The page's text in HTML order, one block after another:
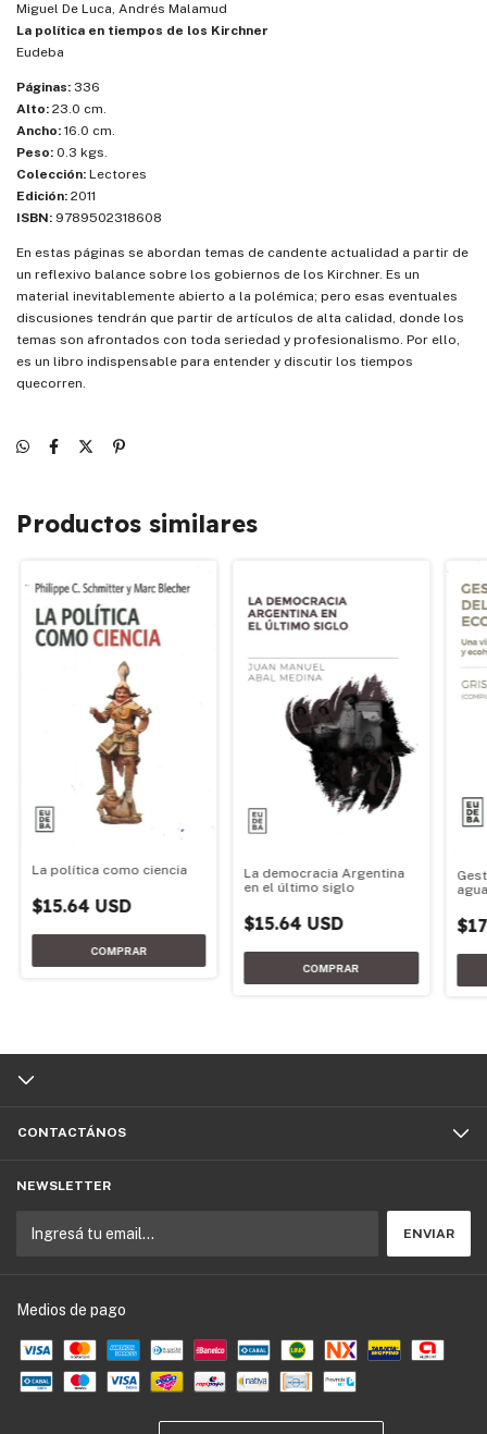
Miguel De Luca, Andrés Malamud
La política en tiempos de los Kirchner
Eudeba
Páginas: 336
Alto: 23.0 cm.
Ancho: 16.0 cm.
Peso: 0.3 kgs.
Colección: Lectores
Edición: 2011
ISBN: 9789502318608
En estas páginas se abordan temas de candente actualidad a partir de
un reflexivo balance sobre los gobiernos de los Kirchner. Es un
material inevitablemente abierto a la polémica; pero esas eventuales
discusiones tendrán que partir de artículos de alta calidad, donde los
temas son afrontados con toda seriedad y profesionalismo. Por ello,
es un libro indispensable para entender y discutir los tiempos
quecorren.
Productos similares
La política como ciencia
$15.64 USD
La democracia Argentina
en el último siglo
$15.64 USD
CONTACTÁNOS
NEWSLETTER
Medios de pago